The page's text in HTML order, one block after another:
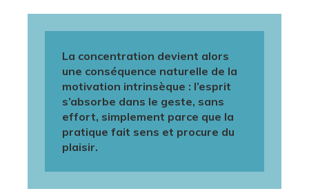
La concentration devient alors
une conséquence naturelle de la
motivation intrinsèque : l’esprit
s’absorbe dans le geste, sans
effort, simplement parce que la
pratique fait sens et procure du
plaisir.